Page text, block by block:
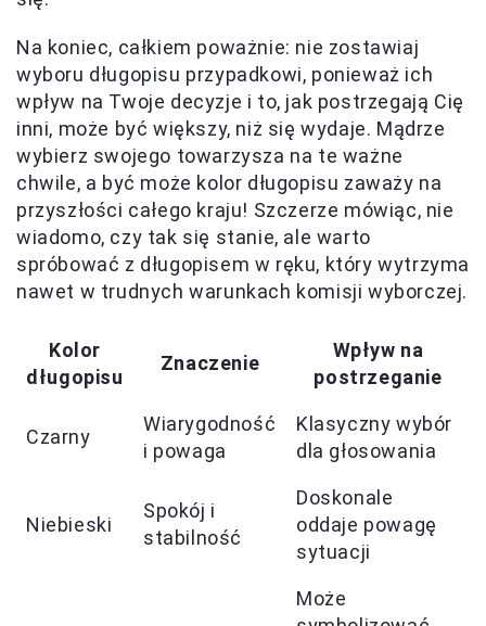
Na koniec, całkiem poważnie: nie zostawiaj
wyboru długopisu przypadkowi, ponieważ ich
wpływ na Twoje decyzje i to, jak postrzegają Cię
inni, może być większy, niż się wydaje. Mądrze
wybierz swojego towarzysza na te ważne
chwile, a być może kolor długopisu zaważy na
przyszłości całego kraju! Szczerze mówiąc, nie
wiadomo, czy tak się stanie, ale warto
spróbować z długopisem w ręku, który wytrzyma
nawet w trudnych warunkach komisji wyborczej.
Kolor
długopisu
Znaczenie
Wpływ na
postrzeganie
Czarny
Wiarygodność
i powaga
Klasyczny wybór
dla głosowania
Niebieski
Spokój i
stabilność
Doskonale
oddaje powagę
sytuacji
Może